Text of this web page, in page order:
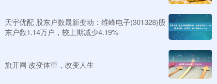
天宇优配 股东户数最新变动：维峰电子(301328)股
东户数1.14万户，较上期减少4.19%
旗开网 改变体重，改变人生